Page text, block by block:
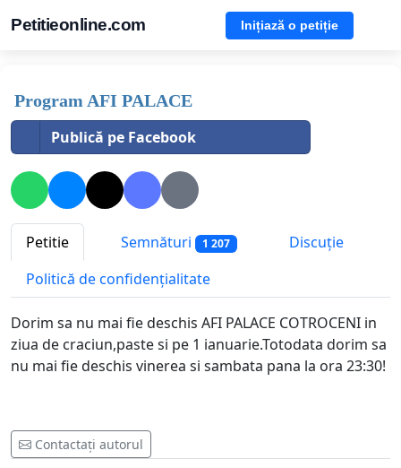
Petitieonline.com Inițiază o petiție
Program AFI PALACE
Publică pe Facebook
Petitie Semnături 1 207
Discuție
Politică de confidențialitate
Dorim sa nu mai fie deschis AFI PALACE COTROCENI in
ziua de craciun,paste si pe 1 ianuarie.Totodata dorim sa
nu mai fie deschis vinerea si sambata pana la ora 23:30!
Contactați autorul